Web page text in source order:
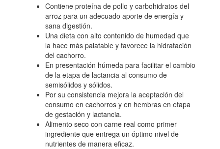
Contiene proteína de pollo y carbohidratos del
arroz para un adecuado aporte de energía y
sana digestión.
Una dieta con alto contenido de humedad que
la hace más palatable y favorece la hidratación
del cachorro.
En presentación húmeda para facilitar el cambio
de la etapa de lactancia al consumo de
semisólidos y sólidos.
Por su consistencia mejora la aceptación del
consumo en cachorros y en hembras en etapa
de gestación y lactancia.
Alimento seco con carne real como primer
ingrediente que entrega un óptimo nivel de
nutrientes de manera eficaz.